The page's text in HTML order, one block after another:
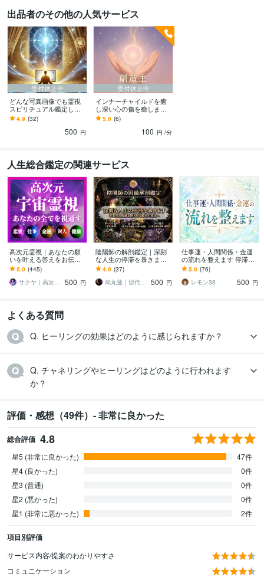
出品者のその他の人気サービス
受付休止中
どんな写真画像でも霊視
スピリチュアル鑑定しま
す その物や場所にこめら
れたエネルギー、その人
4.9 (32)
500 円
受付休止中
インナーチャイルドを癒
し深い心の傷を癒します
潜在意識のシステムのバ
グを取り除き貴方の人生
5.0 (6)
100 円 /分
人生総合鑑定の関連サービス
高次元霊視｜あなたの願
いを叶える答えをお伝え
します 恋愛・仕事・金
運・人間関係など｜あな
たを願望成就へ導く霊視
5.0 (445)
サクヤ｜高次元スピリット
500 円
陰陽師の解剖鑑定｜深刻
な人生の停滞を暴きます
不条理な現状を断ち切
り、あなたが望む現実を
手にする
4.9 (37)
烏丸蓮｜現代の陰陽師
500 円
仕事運・人間関係・金運
の流れを整えます 停滞
感、職場の疲れチャンス
前の不安をやわらげ今の
流れを整える
5.0 (76)
レモン38
500 円
よくある質問
Q. ヒーリングの効果はどのように感じられますか？
Q. チャネリングやヒーリングはどのように行われます
か？
評価・感想（49件）- 非常に良かった
総合評価 4.8
星5 (非常に良かった)
47件
星4 (良かった)
0件
星3 (普通)
0件
星2 (悪かった)
0件
星1 (非常に悪かった)
2件
項目別評価
サービス内容/提案のわかりやすさ
コミュニケーション